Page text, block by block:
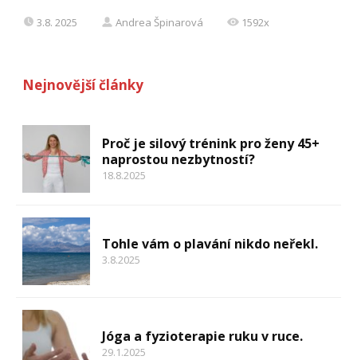
3.8. 2025 Andrea Špinarová 1592x
Nejnovější články
Proč je silový trénink pro ženy 45+
naprostou nezbytností?
18.8.2025
Tohle vám o plavání nikdo neřekl.
3.8.2025
Jóga a fyzioterapie ruku v ruce.
29.1.2025